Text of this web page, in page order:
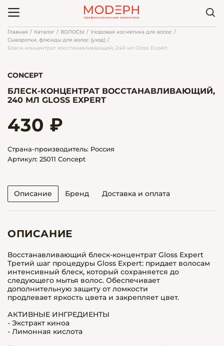
Главная Каталог ВОЛОСЫ
Уходовая косметика для волос
Сыворотки, флюиды для волос (уход)
Блеск-концентрат восстанавливающий, 240 мл Gloss Expert
CONCEPT
БЛЕСК-КОНЦЕНТРАТ ВОССТАНАВЛИВАЮЩИЙ,
240 МЛ GLOSS EXPERT
430 ₽
Страна-производитель: Россия
Артикул: 25011 Concept
Описание Бренд Доставка и оплата
ОПИСАНИЕ
Восстанавливающий блеск-концентрат Gloss Expert
Третий шаг процедуры Gloss Expert: придает волосам
интенсивный блеск, который сохраняется до
следующего мытья волос. Обеспечивает
дополнительную защиту от ломкости
продлевает яркость цвета и закрепляет цвет.
АКТИВНЫЕ ИНГРЕДИЕНТЫ
- Экстракт киноа
- Лимонная кислота